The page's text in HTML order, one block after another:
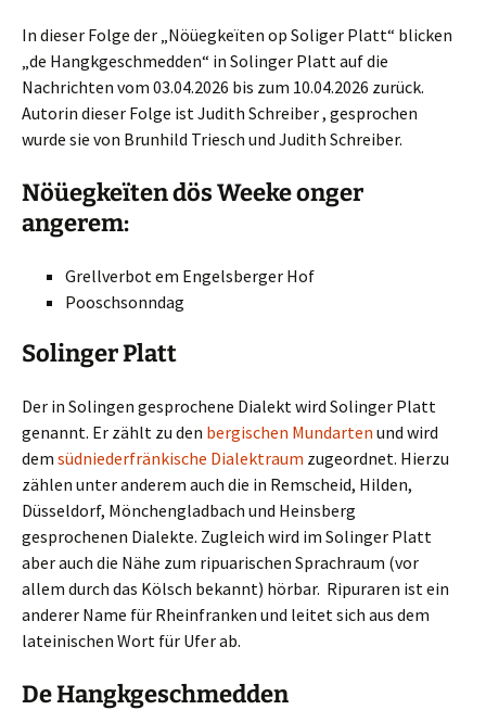
In dieser Folge der „Nöüegkeïten op Soliger Platt“ blicken
„de Hangkgeschmedden“ in Solinger Platt auf die
Nachrichten vom 03.04.2026 bis zum 10.04.2026 zurück.
Autorin dieser Folge ist Judith Schreiber , gesprochen
wurde sie von Brunhild Triesch und Judith Schreiber.
Nöüegkeïten dös Weeke onger
angerem:
Grellverbot em Engelsberger Hof
Pooschsonndag
Solinger Platt
Der in Solingen gesprochene Dialekt wird Solinger Platt
genannt. Er zählt zu den bergischen Mundarten und wird
dem südniederfränkische Dialektraum zugeordnet. Hierzu
zählen unter anderem auch die in Remscheid, Hilden,
Düsseldorf, Mönchengladbach und Heinsberg
gesprochenen Dialekte. Zugleich wird im Solinger Platt
aber auch die Nähe zum ripuarischen Sprachraum (vor
allem durch das Kölsch bekannt) hörbar. Ripuraren ist ein
anderer Name für Rheinfranken und leitet sich aus dem
lateinischen Wort für Ufer ab.
De Hangkgeschmedden